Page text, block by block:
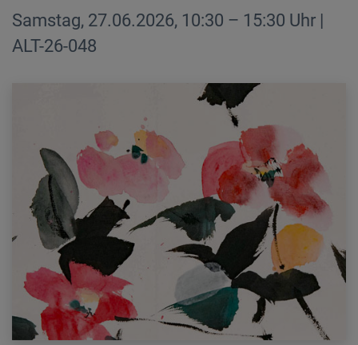
Samstag, 27.06.2026, 10:30 – 15:30 Uhr |
ALT-26-048